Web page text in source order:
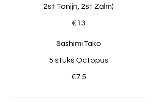
2st Tonijn, 2st Zalm)
€13
Sashimi Tako
5 stuks Octopus
€7.5